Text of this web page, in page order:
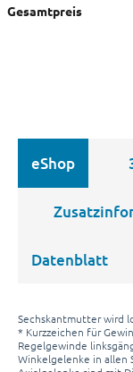
Gesamtpreis
eShop
Datenblatt
Sechskantmutter wird
* Kurzzeichen für
Regelgewinde
Winkelgelenke in allen